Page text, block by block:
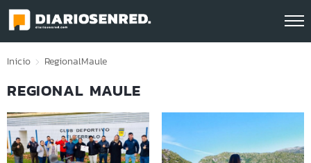
Click acá para ir directamente al contenido
Inicio RegionalMaule
REGIONAL MAULE